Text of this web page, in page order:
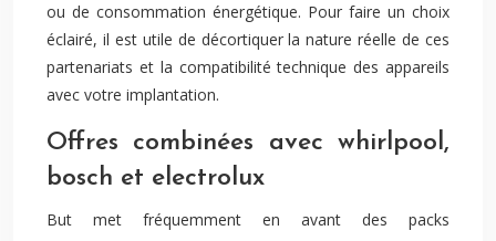
ou de consommation énergétique. Pour faire un choix
éclairé, il est utile de décortiquer la nature réelle de ces
partenariats et la compatibilité technique des appareils
avec votre implantation.
Offres combinées avec whirlpool,
bosch et electrolux
But met fréquemment en avant des packs